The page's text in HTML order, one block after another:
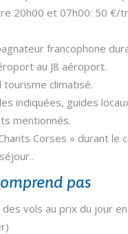
20h00 et 07h00: 50 €/
francophone
au J8 aéroport.
tourisme climatisé.
indiquées, guides
mentionnés.
Corses » durant le
pas
vols au prix du jour